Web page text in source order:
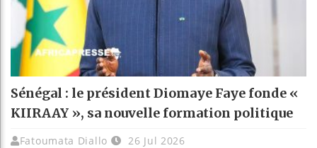
Sénégal : le président Diomaye Faye fonde «
KIIRAAY », sa nouvelle formation politique
Fatoumata Diallo 26 Jul 2026